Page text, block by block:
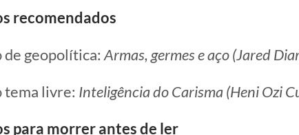
recomendados
de geopolítica: Armas, germes e aço (Jared
tema livre: Inteligência do Carisma (Heni Ozi
para morrer antes de ler